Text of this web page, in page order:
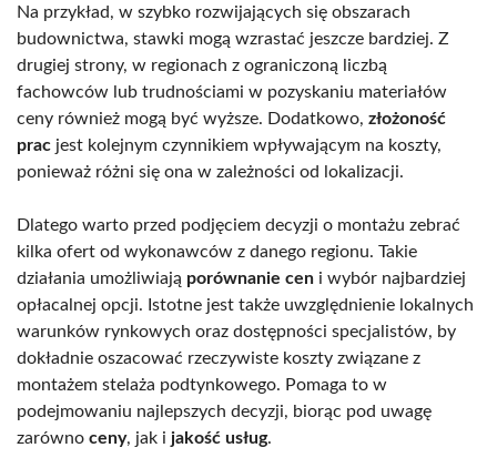
Na przykład, w szybko rozwijających się obszarach
budownictwa, stawki mogą wzrastać jeszcze bardziej. Z
drugiej strony, w regionach z ograniczoną liczbą
fachowców lub trudnościami w pozyskaniu materiałów
ceny również mogą być wyższe. Dodatkowo, złożoność
prac jest kolejnym czynnikiem wpływającym na koszty,
ponieważ różni się ona w zależności od lokalizacji.
Dlatego warto przed podjęciem decyzji o montażu zebrać
kilka ofert od wykonawców z danego regionu. Takie
działania umożliwiają porównanie cen i wybór najbardziej
opłacalnej opcji. Istotne jest także uwzględnienie lokalnych
warunków rynkowych oraz dostępności specjalistów, by
dokładnie oszacować rzeczywiste koszty związane z
montażem stelaża podtynkowego. Pomaga to w
podejmowaniu najlepszych decyzji, biorąc pod uwagę
zarówno ceny, jak i jakość usług.